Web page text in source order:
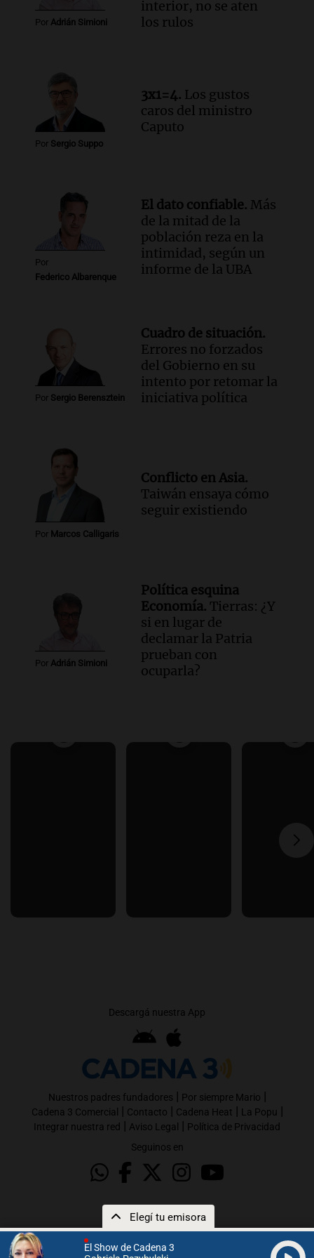
El Show de Cadena 3
Elegí tu emisora
Panorama Federal
según San Ignacio de Loyola
Panorama Federal
Episodios
Audio.Tormentas y filtraciones: "El
agua entra por donde menos
Episodios
Por Adrián Simioni
interior, no se aten
los rulos
Por Sergio Suppo
3x1=4. Los gustos
caros del ministro
Caputo
Por
Federico Albarenque
El dato confiable. Más
de la mitad de la
población reza en la
intimidad, según un
informe de la UBA
Por Sergio Berensztein
Cuadro de situación.
Errores no forzados
del Gobierno en su
intento por retomar la
iniciativa política
Por Marcos Calligaris
Conflicto en Asia.
Taiwán ensaya cómo
seguir existiendo
Por Adrián Simioni
Política esquina
Economía. Tierras: ¿Y
si en lugar de
declamar la Patria
prueban con
ocuparla?
Descargá nuestra App
Nuestros padres fundadores | Por siempre Mario |
Cadena 3 Comercial | Contacto | Cadena Heat | La Popu |
Integrar nuestra red | Aviso Legal | Política de Privacidad
Seguinos en